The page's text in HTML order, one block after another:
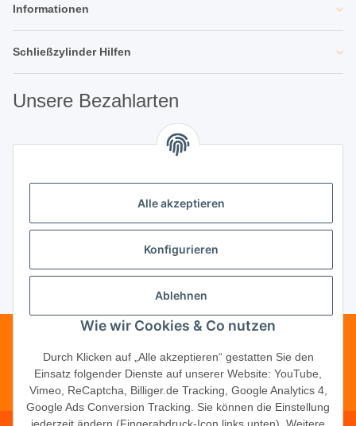
Informationen
Schließzylinder Hilfen
Unsere Bezahlarten
Unsere Partner
Unternehmen
Vertrag widerrufen
Telefonische Beratung?·+49 (0) 5246
83817-16
Alle akzeptieren
Konfigurieren
Ablehnen
Wie wir Cookies & Co nutzen
Durch Klicken auf „Alle akzeptieren“ gestatten Sie den
Einsatz folgender Dienste auf unserer Website: YouTube,
Vimeo, ReCaptcha, Billiger.de Tracking, Google Analytics 4,
Google Ads Conversion Tracking. Sie können die Einstellung